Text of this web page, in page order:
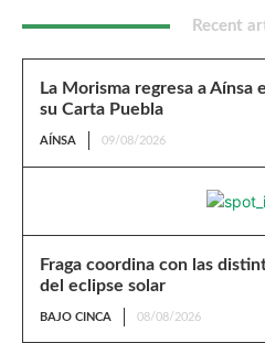
Recent
La Morisma regresa a Aínsa
su Carta Puebla
AÍNSA 09/08/2026
Fraga coordina con las
del eclipse solar
BAJO CINCA 08/08/2026